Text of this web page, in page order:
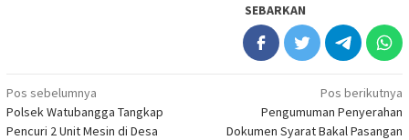
SEBARKAN
Navigasi
pos
Pos sebelumnya
Polsek Watubangga Tangkap
Pencuri 2 Unit Mesin di Desa
Pos berikutnya
Pengumuman Penyerahan
Dokumen Syarat Bakal Pasangan